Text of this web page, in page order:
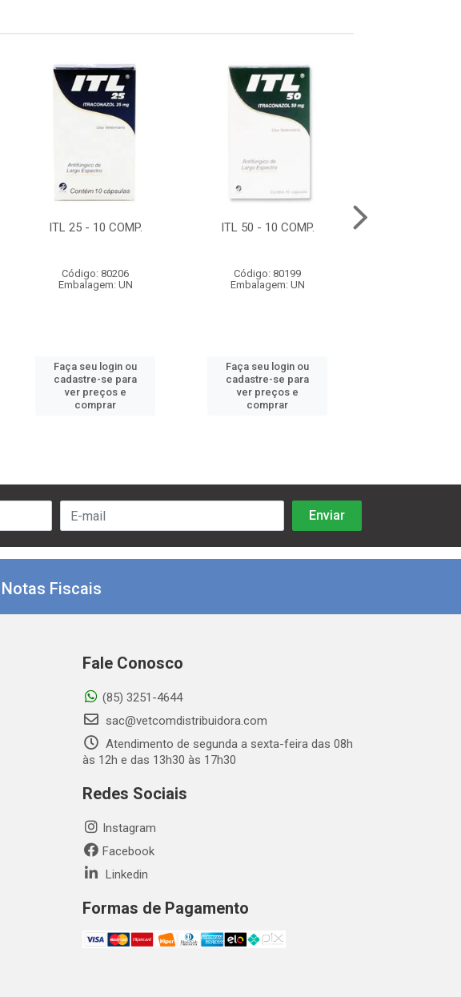
ITL 25 - 10 COMP.
Código: 80206
Embalagem: UN
Faça seu login ou
cadastre-se para
ver preços e
comprar
ITL 50 - 10 COMP.
Código: 80199
Embalagem: UN
Faça seu login ou
cadastre-se para
ver preços e
comprar
Notas Fiscais
Fale Conosco
(85) 3251-4644
sac@vetcomdistribuidora.com
Atendimento de segunda a sexta-feira das 08h
às 12h e das 13h30 às 17h30
Redes Sociais
Instagram
Facebook
Linkedin
Formas de Pagamento